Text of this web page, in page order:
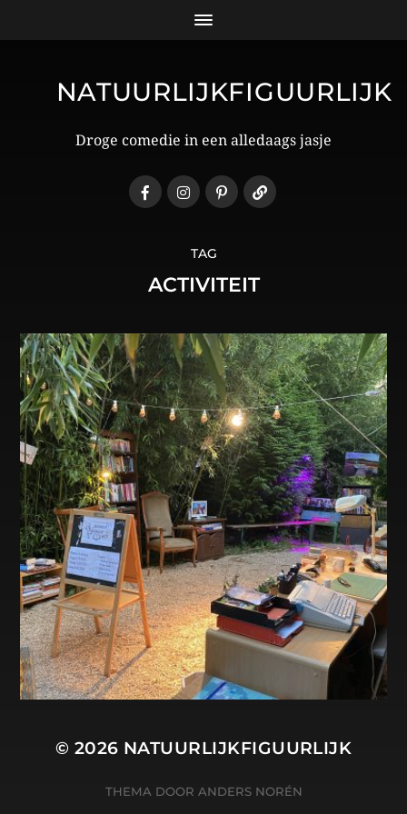
NATUURLIJKFIGUURLIJK
Droge comedie in een alledaags jasje
TAG
ACTIVITEIT
© 2026 NATUURLIJKFIGUURLIJK
THEMA DOOR ANDERS NORÉN